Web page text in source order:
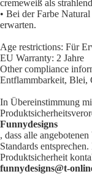
cremeweiß als
• Bei der Farbe
erwarten.
Age restrictions: Für
EU Warranty: 2 Jahre
Other compliance
Entflammbarkeit, Blei,
In Übereinstimmung
Funnydesigns
, dass alle
Standards
Produktsicherheit
funnydesigns@t-